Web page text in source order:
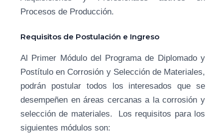
Procesos de Producción.
Requisitos de Postulación e Ingreso
Al Primer Módulo del Programa de Diplomado y
Postítulo en Corrosión y Selección de Materiales,
podrán postular todos los interesados que se
desempeñen en áreas cercanas a la corrosión y
selección de materiales. Los requisitos para los
siguientes módulos son: